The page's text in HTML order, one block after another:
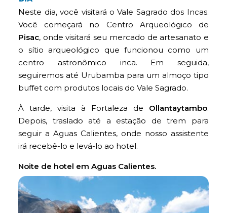
Neste dia, você visitará o Vale Sagrado dos Incas.
Você começará no Centro Arqueológico de
Pisac, onde visitará seu mercado de artesanato e
o sítio arqueológico que funcionou como um
centro astronômico inca. Em seguida,
seguiremos até Urubamba para um almoço tipo
buffet com produtos locais do Vale Sagrado.
À tarde, visita à Fortaleza de Ollantaytambo.
Depois, traslado até a estação de trem para
seguir a Aguas Calientes, onde nosso assistente
irá recebê-lo e levá-lo ao hotel.
Noite de hotel em Aguas Calientes.